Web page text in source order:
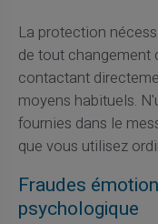
La protection
de tout changement
contactant
moyens habituels.
fournies dans le
que vous utilisez
Fraudes
psychologique